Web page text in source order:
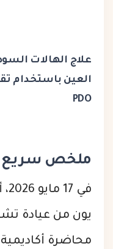
علاج الهالات
العين باستخدام
PDO
ملخص سريع
يون من عيادة
محاضرة